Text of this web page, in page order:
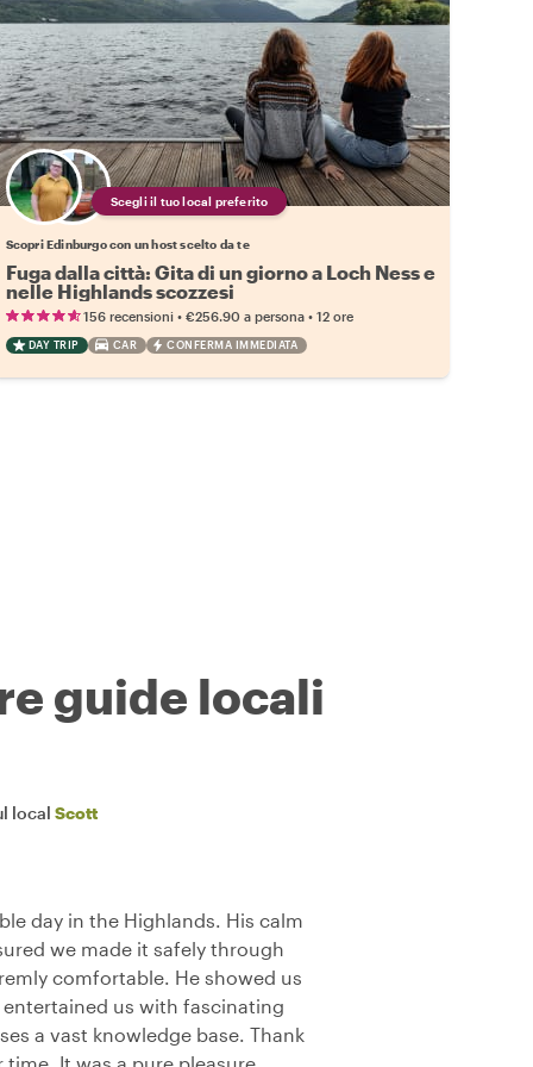
Scegli il tuo local preferito
Scopri Edinburgo con un host scelto da te
Fuga dalla città: Gita di un giorno a Loch Ness e
nelle Highlands scozzesi
156 recensioni• €256.90 a persona• 12 ore
DAY TRIP CAR CONFERMA IMMEDIATA
guide locali
local Scott
day in the Highlands. His calm
we made it safely through
comfortable. He showed us
us with fascinating
a vast knowledge base. Thank